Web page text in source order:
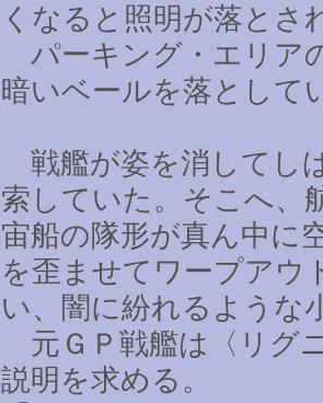
くなると照明が落とさ
パーキング・エリア
暗いベールを落として
戦艦が姿を消してし
索していた。そこへ、
宙船の隊形が真ん中に
を歪ませてワープアウ
い、闇に紛れるような
元ＧＰ戦艦は〈リグ
説明を求める。